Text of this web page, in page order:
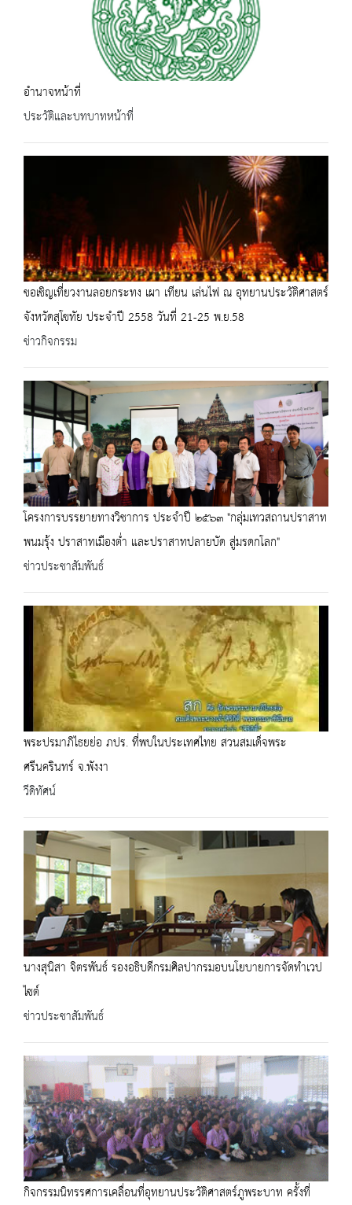
อำนาจหน้าที่
ประวัติและบทบาทหน้าที่
ขอเชิญเที่ยวงานลอยกระทง เผา เทียน เล่นไฟ ณ อุทยานประวัติศาสตร์
จังหวัดสุโขทัย ประจำปี 2558 วันที่ 21-25 พ.ย.58
ข่าวกิจกรรม
โครงการบรรยายทางวิชาการ ประจำปี ๒๕๖๓ "กลุ่มเทวสถานปราสาท
พนมรุ้ง ปราสาทเมืองต่ำ และปราสาทปลายบัด สู่มรดกโลก"
ข่าวประชาสัมพันธ์
พระปรมาภิไธยย่อ ภปร. ที่พบในประเทศไทย สวนสมเด็จพระ
ศรีนครินทร์ จ.พังงา
วีดิทัศน์
นางสุนิสา จิตรพันธ์ รองอธิบดีกรมศิลปากรมอบนโยบายการจัดทำเวป
ไซต์
ข่าวประชาสัมพันธ์
กิจกรรมนิทรรศการเคลื่อนที่อุทยานประวัติศาสตร์ภูพระบาท ครั้งที่